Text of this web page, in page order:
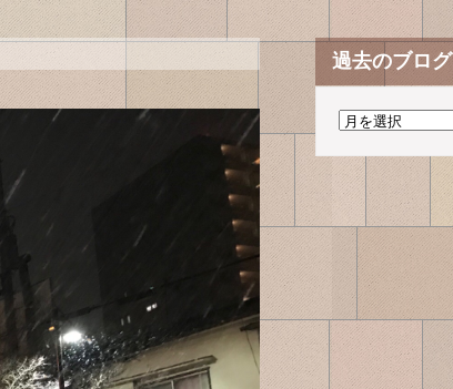
過去のブログ
過
ブ
ロ
グ